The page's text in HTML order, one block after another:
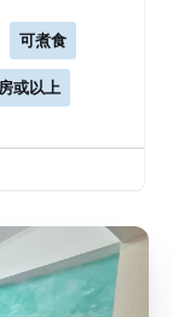
可煮食
或以上